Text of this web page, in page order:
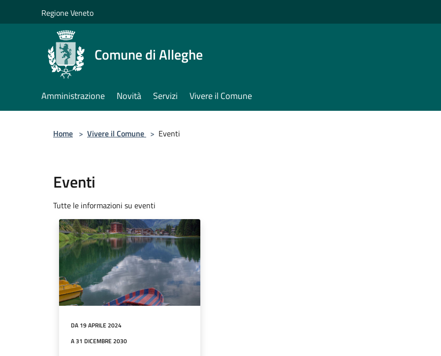
Regione Veneto
Comune di Alleghe
Amministrazione Novità Servizi Vivere il Comune
Home > Vivere il Comune > Eventi
Eventi
Tutte le informazioni su eventi
DA 19 APRILE 2024
A 31 DICEMBRE 2030